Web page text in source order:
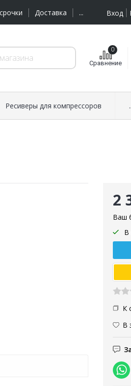
Доставка ... Вход
Сравнение
0
Ресиверы для компрессоров
2
Ваш
В
К
В